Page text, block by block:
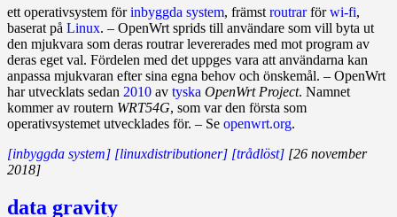
ett operativsystem förinbyggda system, främstroutrarförwi‑fi,
baserat på Linux. – OpenWrt sprids till användare som vill byta ut
den mjukvara som deras routrar levererades med mot program av
deras eget val. Fördelen med det uppges vara att användarna kan
anpassa mjukvaran efter sina egna behov och önskemål. – OpenWrt
har utvecklats sedan 2010 av tyska OpenWrt Project. Namnet
kommer av routern WRT54G, som var den första som
operativsystemet utvecklades för. – Se openwrt.org.
[inbyggda system] [linuxdistributioner] [trådlöst] [26 november
2018]
data gravity